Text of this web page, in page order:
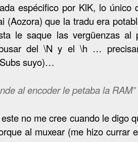
espécifico por KlK, lo único
(Aozora) que la tradu era
le saque las vergüenzas al
del \N y el \h …
suyo)…
al encoder le petaba la RAM”
no me cree cuando le digo
al muxear (me hizo currar